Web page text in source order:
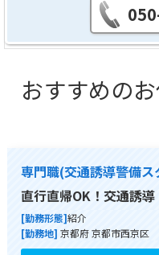
おすすめの
専門職(交通誘導警備ス
直行直帰OK！交通誘
[勤務形態]紹介
[勤務地] 京都府 京都市西京区